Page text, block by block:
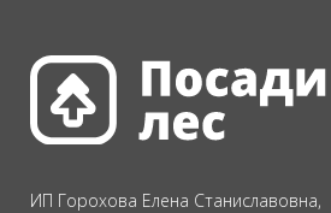
ИП Горохова Елена Станиславовна,